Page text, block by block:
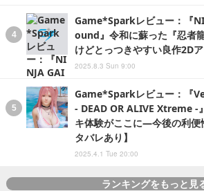
Game*Sparkレビュー：『
ound』令和に蘇った『忍者
けどとっつきやすい良作2D
2025.8.3 Sun 9:00
Game*Sparkレビュー：『
- DEAD OR ALIVE Xtreme -
キ体験がここに―今後の利便
タバレあり】
2025.4.1 Tue 20:00
ランキングをもっと見